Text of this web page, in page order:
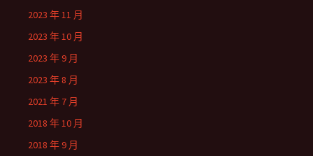
2023 年 11 月
2023 年 10 月
2023 年 9 月
2023 年 8 月
2021 年 7 月
2018 年 10 月
2018 年 9 月